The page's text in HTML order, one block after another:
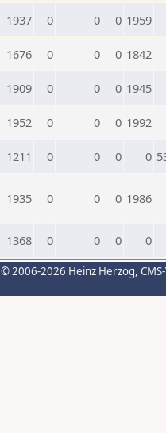
1937 0 0 0 1959
1676 0 0 0 1842
1909 0 0 0 1945
1952 0 0 0 1992
1211 0 0 0 0
1935 0 0 0 1986
1368 0 0 0 0
© 2006-2026 Heinz Herzog,